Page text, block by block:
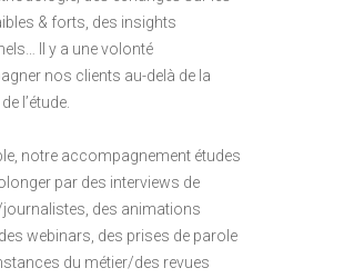
& forts, des insights
Il y a une volonté
nos clients au-delà de la
l’étude.
notre accompagnement études
par des interviews de
des animations
webinars, des prises de parole
du métier/des revues